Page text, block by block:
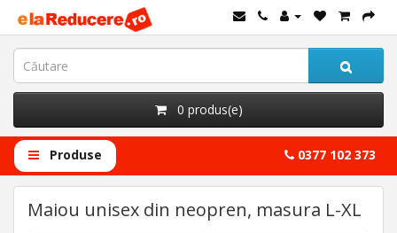
0 produs(e)
Produse 0377 102 373
Maiou unisex din neopren, masura L-XL